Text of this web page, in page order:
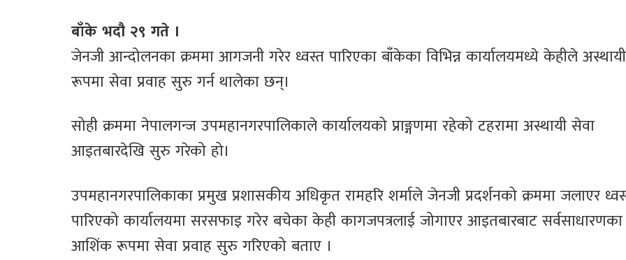
बाँके भदौ २९ गते ।
जेनजी आन्दोलनका क्रममा आगजनी गरेर ध्वस्त पारिएका बाँकेका विभिन्न कार्यालयमध्ये केहीले अस्थायी
रूपमा सेवा प्रवाह सुरु गर्न थालेका छन्।
सोही क्रममा नेपालगन्ज उपमहानगरपालिकाले कार्यालयको प्राङ्गणमा रहेको टहरामा अस्थायी सेवा
आइतबारदेखि सुरु गरेको हो।
उपमहानगरपालिकाका प्रमुख प्रशासकीय अधिकृत रामहरि शर्माले जेनजी प्रदर्शनको क्रममा जलाएर
पारिएको कार्यालयमा सरसफाइ गरेर बचेका केही कागजपत्रलाई जोगाएर आइतबारबाट
आशिंक रूपमा सेवा प्रवाह सुरु गरिएको बताए ।